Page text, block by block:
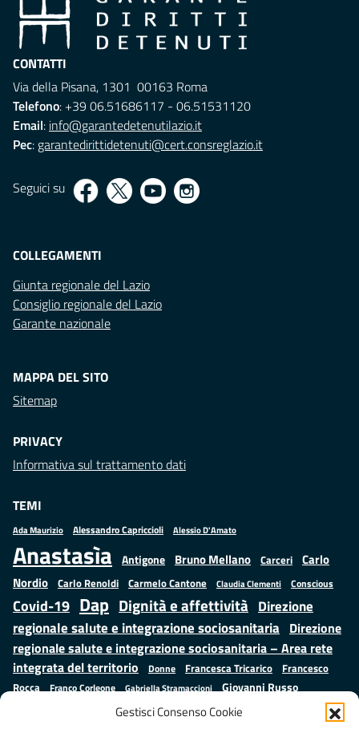
Gestisci Consenso Cookie
CONTATTI
Via della Pisana, 1301 00163 Roma
Telefono: +39 06.51686117 - 06.51531120
Email: info@garantedetenutilazio.it
Pec: garantedirittidetenuti@cert.consreglazio.it
Seguici su
COLLEGAMENTI
Giunta regionale del Lazio
Consiglio regionale del Lazio
Garante nazionale
MAPPA DEL SITO
Sitemap
PRIVACY
Informativa sul trattamento dati
TEMI
Ada Maurizio Alessandro Capriccioli Alessio D'Amato
Anastasìa Antigone Bruno Mellano Carceri
Carlo
Nordio Carlo Renoldi Carmelo Cantone Claudia Clementi Conscious
Covid-19 Dap Dignità e affettività Direzione
regionale salute e integrazione sociosanitaria Direzione
regionale salute e integrazione sociosanitaria – Area rete
integrata del territorio
Donne Francesca Tricarico
Francesco
Rocca
Franco Corleone Gabriella Stramaccioni Giovanni Russo
Giuseppe Emanuele Cangemi Istruzione e cultura
Mauro